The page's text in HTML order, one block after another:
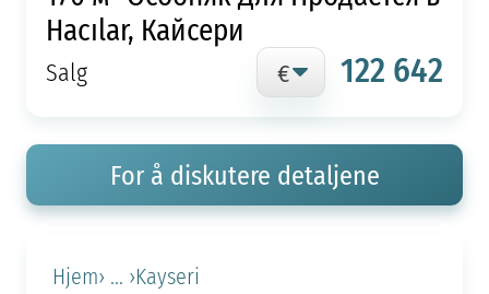
Hacılar, Кайсери
Salg 122 642
For å diskutere detaljene
Hjem› ... ›Kayseri